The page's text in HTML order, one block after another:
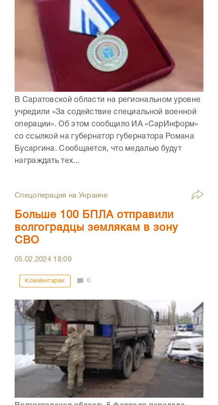
В Саратовской области на региональном уровне
учредили «За содействие специальной военной
операции». Об этом сообщило ИА «СарИнформ»
со ссылкой на губернатор губернатора Романа
Бусаргина. Сообщается, что медалью будут
награждать тех...
Спецоперация на Украине
Больше 100 БПЛА отправили
волгоградцы землякам в зону
СВО
05.02.2024 18:09
Комментарии 0